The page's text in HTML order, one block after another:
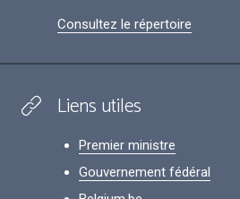
Consultez le répertoire
Liens utiles
Premier ministre
Gouvernement fédéral